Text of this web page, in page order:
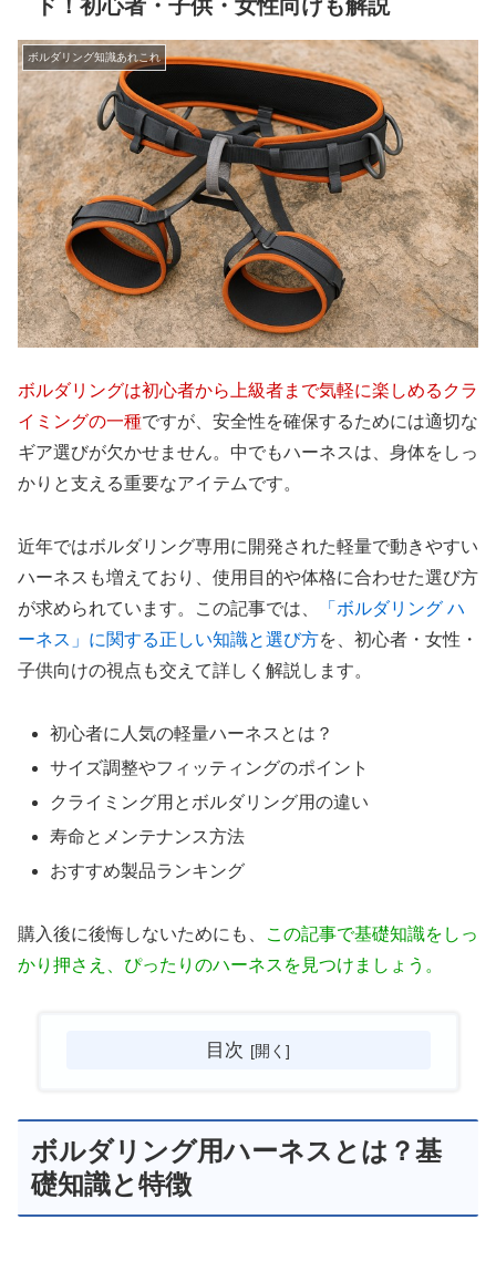
ド！初心者・子供・女性向けも解説
ボルダリング知識あれこれ
ボルダリングは初心者から上級者まで気軽に楽しめるクラ
イミングの一種ですが、安全性を確保するためには適切な
ギア選びが欠かせません。中でもハーネスは、身体をしっ
かりと支える重要なアイテムです。
近年ではボルダリング専用に開発された軽量で動きやすい
ハーネスも増えており、使用目的や体格に合わせた選び方
が求められています。この記事では、
「ボルダリング ハ
ーネス」に関する正しい知識と選び方を、初心者・女性・
子供向けの視点も交えて詳しく解説します。
初心者に人気の軽量ハーネスとは？
サイズ調整やフィッティングのポイント
クライミング用とボルダリング用の違い
寿命とメンテナンス方法
おすすめ製品ランキング
購入後に後悔しないためにも、
この記事で基礎知識をしっ
かり押さえ、ぴったりのハーネスを見つけましょう。
目次
ボルダリング用ハーネスとは？基
礎知識と特徴